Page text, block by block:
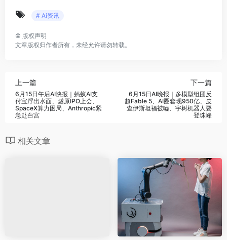
# Ai资讯
© 版权声明
文章版权归作者所有，未经允许请勿转载。
上一篇
6月15日午后AI快报｜蚂蚁AI支
付宝浮出水面、燧原IPO上会、
SpaceX算力困局、Anthropic紧
急赴白宫
下一篇
6月15日AI晚报｜多模型组团反
超Fable 5、AI圈套现950亿、皮
查伊斯坦福被嘘、宇树机器人要
登珠峰
相关文章